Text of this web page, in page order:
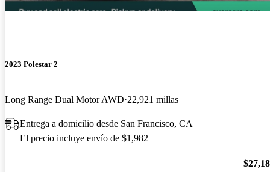
2023 Polestar 2
Long Range Dual Motor AWD 22,921 millas
Entrega a domicilio desde San Francisco, CA
El precio incluye envío de $1,982